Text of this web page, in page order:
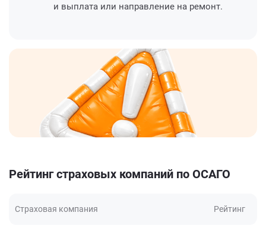
и выплата или направление на ремонт.
Рейтинг страховых компаний по ОСАГО
Страховая компания Рейтинг